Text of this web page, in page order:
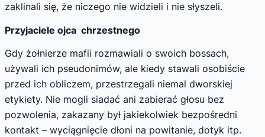
zaklinali się, że niczego nie widzieli i nie słyszeli.
Przyjaciele ojca chrzestnego
Gdy żołnierze mafii rozmawiali o swoich bossach,
używali ich pseudonimów, ale kiedy stawali osobiście
przed ich obliczem, przestrzegali niemal dworskiej
etykiety. Nie mogli siadać ani zabierać głosu bez
pozwolenia, zakazany był jakiekolwiek bezpośredni
kontakt – wyciągnięcie dłoni na powitanie, dotyk itp.